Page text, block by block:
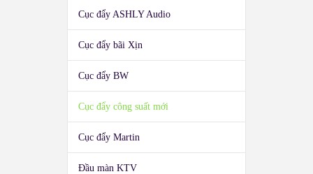
Cục đẩy ASHLY Audio
Cục đẩy bãi Xịn
Cục đẩy BW
Cục đẩy công suất mới
Cục đẩy Martin
Đầu màn KTV